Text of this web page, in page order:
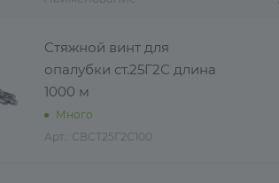
Стяжной винт для
опалубки ст.25Г2С длина
1000 м
Много
Арт.: СВСТ25Г2С100